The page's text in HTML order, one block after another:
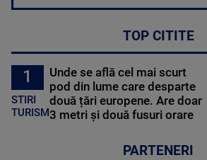
TOP CITITE
1
STIRI
TURISM
Unde se află cel mai scurt
pod din lume care desparte
două țări europene. Are doar
3 metri și două fusuri orare
PARTENERI